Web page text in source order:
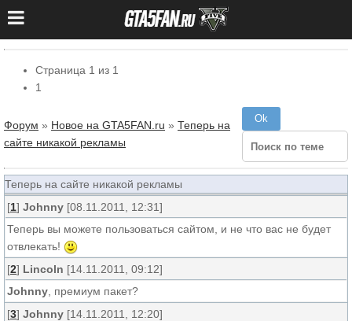
Страница 1 из 1
1
Форум » Новое на GTA5FAN.ru » Теперь на
сайте никакой рекламы
Теперь на сайте никакой рекламы
[1] Johnny [08.11.2011, 12:31]
Теперь вы можете пользоваться сайтом, и не что вас не будет
отвлекать!
[2] Lincoln [14.11.2011, 09:12]
Johnny , премиум пакет?
[3] Johnny [14.11.2011, 12:20]